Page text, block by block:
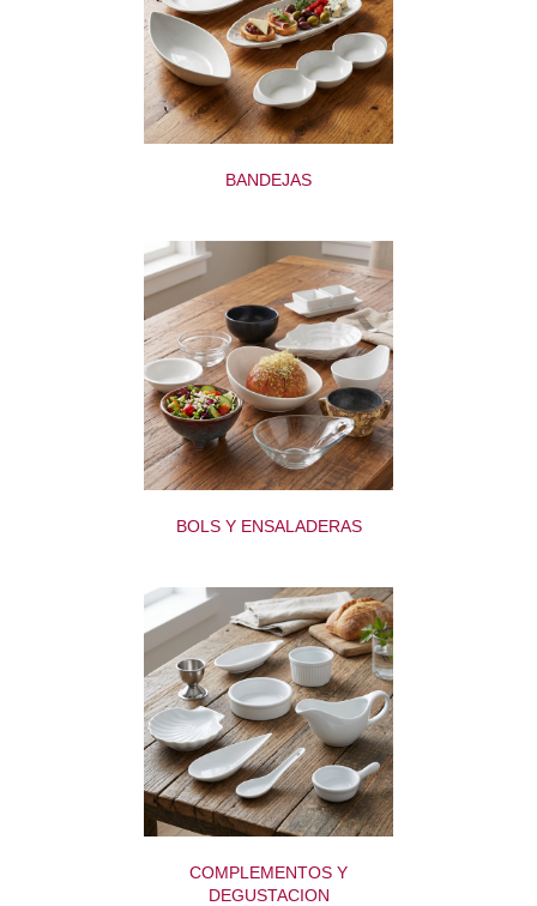
BANDEJAS
BOLS Y ENSALADERAS
COMPLEMENTOS Y
DEGUSTACION